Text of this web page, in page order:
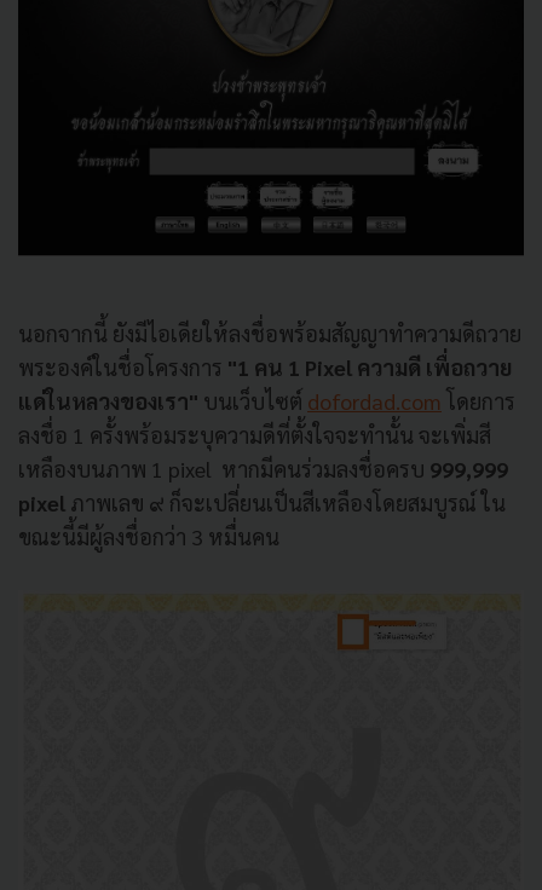
นอกจากนี้ ยังมีไอเดียให้ลงชื่อพร้อมสัญญาทำความดีถวาย
พระองค์ในชื่อโครงการ "1 คน 1 Pixel ความดี เพื่อถวาย
แด่ในหลวงของเรา" บนเว็บไซต์ dofordad.com โดยการ
ลงชื่อ 1 ครั้งพร้อมระบุความดีที่ตั้งใจจะทำนั้น จะเพิ่มสี
เหลืองบนภาพ 1 pixel หากมีคนร่วมลงชื่อครบ 999,999
pixel ภาพเลข ๙ ก็จะเปลี่ยนเป็นสีเหลืองโดยสมบูรณ์ ใน
ขณะนี้มีผู้ลงชื่อกว่า 3 หมื่นคน